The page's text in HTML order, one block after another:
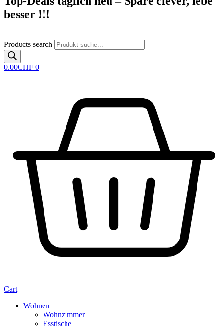
besser !!!
Products search
0.00CHF 0
Cart
Wohnen
Wohnzimmer
Esstische